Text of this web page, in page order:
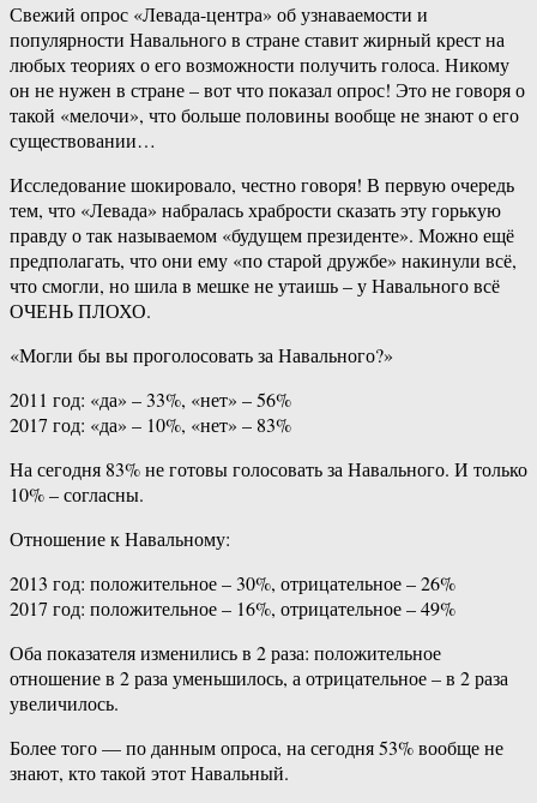
Свежий опрос «Левада-центра» об узнаваемости и
популярности Навального в стране ставит жирный крест на
любых теориях о его возможности получить голоса. Никому
он не нужен в стране – вот что показал опрос! Это не говоря о
такой «мелочи», что больше половины вообще не знают о его
существовании…
Исследование шокировало, честно говоря! В первую очередь
тем, что «Левада» набралась храбрости сказать эту горькую
правду о так называемом «будущем президенте». Можно ещё
предполагать, что они ему «по старой дружбе» накинули всё,
что смогли, но шила в мешке не утаишь – у Навального всё
ОЧЕНЬ ПЛОХО.
«Могли бы вы проголосовать за Навального?»
2011 год: «да» – 33%, «нет» – 56%
2017 год: «да» – 10%, «нет» – 83%
На сегодня 83% не готовы голосовать за Навального. И только
10% – согласны.
Отношение к Навальному:
2013 год: положительное – 30%, отрицательное – 26%
2017 год: положительное – 16%, отрицательное – 49%
Оба показателя изменились в 2 раза: положительное
отношение в 2 раза уменьшилось, а отрицательное – в 2 раза
увеличилось.
Более того — по данным опроса, на сегодня 53% вообще не
знают, кто такой этот Навальный.